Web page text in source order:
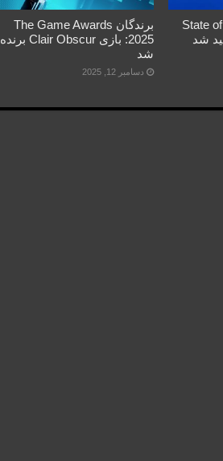
برگزاری رویداد جدید State of
برندگان The Game Awards
2025: بازی Clair Obscur برنده
شد
دسامبر 12, 2025